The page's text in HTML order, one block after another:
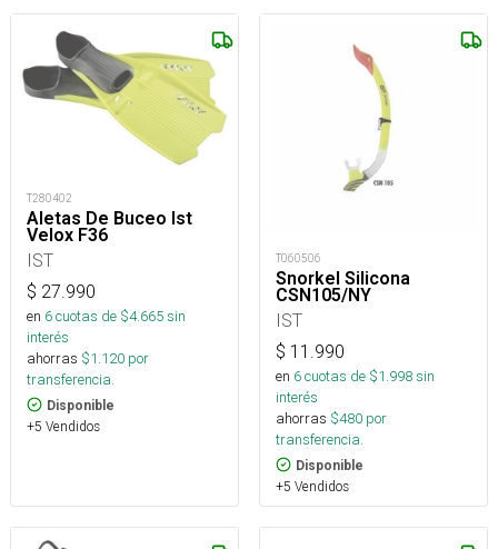
T280402
Aletas De Buceo Ist
Velox F36
IST
$ 27.990
en 6cuotas de $4.665sin
interés
ahorras $1.120 por
transferencia.
Disponible
+5 Vendidos
T060506
Snorkel Silicona
CSN105/NY
IST
$ 11.990
en 6cuotas de $1.998sin
interés
ahorras $480 por
transferencia.
Disponible
+5 Vendidos